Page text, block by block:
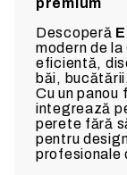
premium
Descoperă
modern de
eficientă,
băi,
Cu un panou
integrează
perete fără
pentru
profesionale